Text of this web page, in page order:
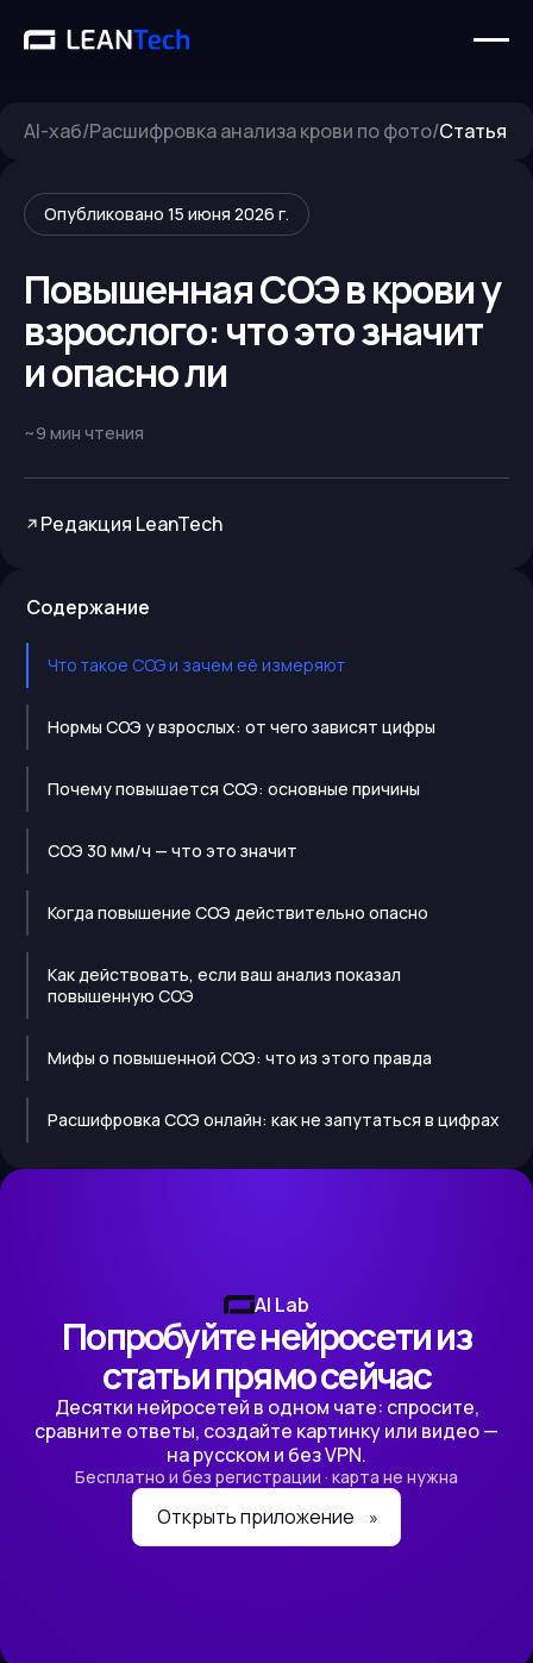
AI-хаб/Расшифровка анализа крови по фото/Статья
Опубликовано 15 июня 2026 г.
Повышенная СОЭ в крови у
взрослого: что это значит
и опасно ли
~9 мин чтения
Редакция LeanTech
Содержание
Что такое СОЭ и зачем её измеряют
Нормы СОЭ у взрослых: от чего зависят цифры
Почему повышается СОЭ: основные причины
СОЭ 30 мм/ч — что это значит
Когда повышение СОЭ действительно опасно
Как действовать, если ваш анализ показал
повышенную СОЭ
Мифы о повышенной СОЭ: что из этого правда
Расшифровка СОЭ онлайн: как не запутаться в цифрах
AI Lab
Попробуйте нейросети из
статьи прямо сейчас
Десятки нейросетей в одном чате: спросите,
сравните ответы, создайте картинку или видео —
на русском и без VPN.
Бесплатно и без регистрации · карта не нужна
Открыть приложение »